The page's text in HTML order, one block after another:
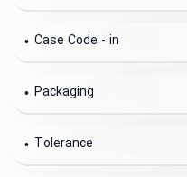
Case Code - in
Packaging
Tolerance